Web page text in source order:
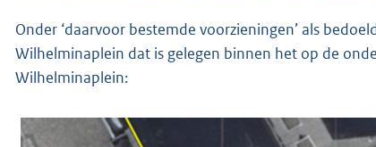
Onder ‘daarvoor bestemde voorzieningen’ als
Wilhelminaplein dat is gelegen binnen het op de
Wilhelminaplein: